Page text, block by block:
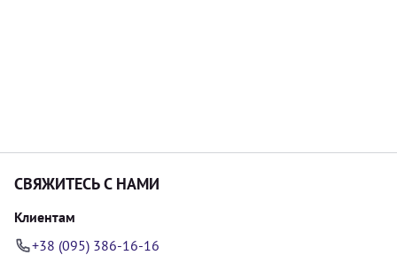
СВЯЖИТЕСЬ С НАМИ
Клиентам
+38 (095) 386-16-16